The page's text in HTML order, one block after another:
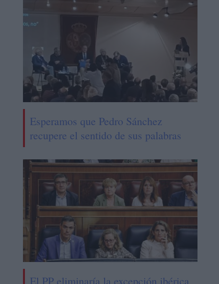
Esperamos que Pedro Sánchez
recupere el sentido de sus palabras
El PP eliminaría la excepción ibérica